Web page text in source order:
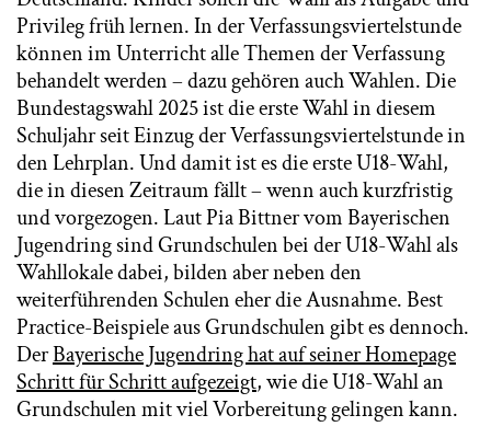
Privileg früh lernen. In der Verfassungsviertelstunde
können im Unterricht alle Themen der Verfassung
behandelt werden – dazu gehören auch Wahlen. Die
Bundestagswahl 2025 ist die erste Wahl in diesem
Schuljahr seit Einzug der Verfassungsviertelstunde in
den Lehrplan. Und damit ist es die erste U18-Wahl,
die in diesen Zeitraum fällt – wenn auch kurzfristig
und vorgezogen. Laut Pia Bittner vom Bayerischen
Jugendring sind Grundschulen bei der U18-Wahl als
Wahllokale dabei, bilden aber neben den
weiterführenden Schulen eher die Ausnahme. Best
Practice-Beispiele aus Grundschulen gibt es dennoch.
DerBayerische Jugendring hat auf seiner Homepage
Schritt für Schritt aufgezeigt, wie die U18-Wahl an
Grundschulen mit viel Vorbereitung gelingen kann.